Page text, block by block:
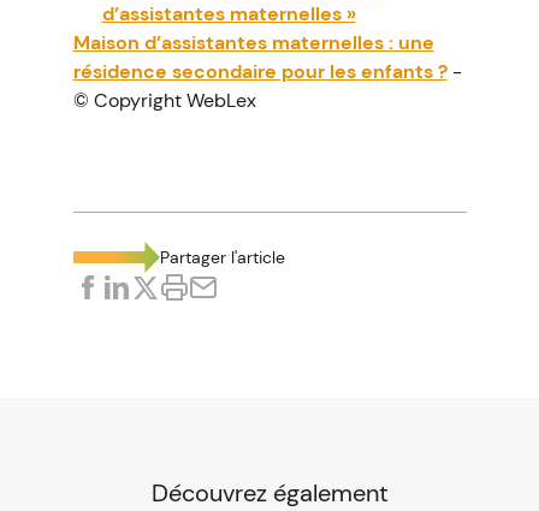
d’assistantes maternelles »
Maison d’assistantes maternelles : une
résidence secondaire pour les enfants ?-
© Copyright WebLex
Partager l'article
Découvrez également